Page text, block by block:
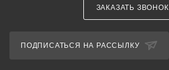
ЗАКАЗАТЬ ЗВОНОК
ПОДПИСАТЬСЯ НА РАССЫЛКУ